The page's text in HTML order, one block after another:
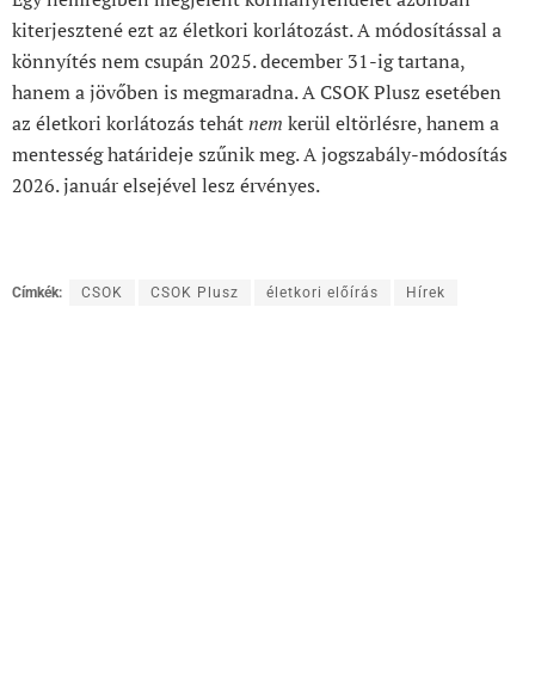
kiterjesztené ezt az életkori korlátozást. A módosítással a
könnyítés nem csupán 2025. december 31-ig tartana,
hanem a jövőben is megmaradna. A CSOK Plusz esetében
az életkori korlátozás tehátnem kerül eltörlésre, hanem a
mentesség határideje szűnik meg. A jogszabály-módosítás
2026. január elsejével lesz érvényes.
Címkék: CSOK CSOK Plusz életkori előírás Hírek